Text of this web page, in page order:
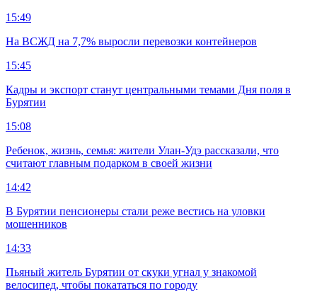
15:49
На ВСЖД на 7,7% выросли перевозки контейнеров
15:45
Кадры и экспорт станут центральными темами Дня поля в
Бурятии
15:08
Ребенок, жизнь, семья: жители Улан-Удэ рассказали, что
считают главным подарком в своей жизни
14:42
В Бурятии пенсионеры стали реже вестись на уловки
мошенников
14:33
Пьяный житель Бурятии от скуки угнал у знакомой
велосипед, чтобы покататься по городу